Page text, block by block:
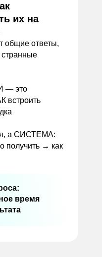
общие ответы,
— это
встроить
а СИСТЕМА:
получить → как
их на
время